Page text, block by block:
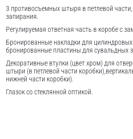
3 противосъемных штыря в петлевой
запирания.
Регулируемая ответная часть в коробе с
Бронированные накладки для
бронированные пластины для сувальдных
Декоративные втулки (цвет хром) для
штыри (в петлевой части
нижней части коробки).
Глазок со стеклянной оптикой.